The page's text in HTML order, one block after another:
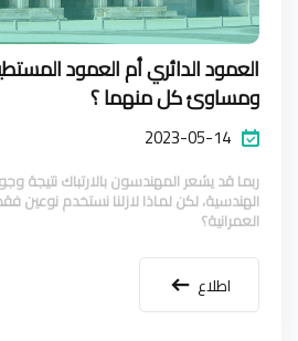
العمود الدائري أم العمود
ومساوئ كل منهما ؟
2023-05-14
ربما قد يشعر المهندسون بالارتباك نتيجة
الهندسية، لكن لماذا لازلنا نستخدم نوعين
العمرانية؟
اطلاع